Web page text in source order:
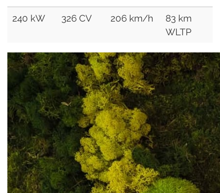
240 kW 326 CV 206 km/h
83 km
WLTP